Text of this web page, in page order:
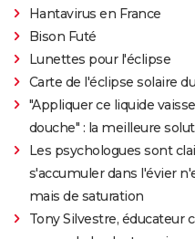
Hantavirus en France
Bison Futé
Lunettes pour l'éclipse
Carte de l'éclipse solaire
"Appliquer ce liquide
douche" : la meilleure
Les psychologues sont
s'accumuler dans l'évier
mais de saturation
Tony Silvestre, éducateur